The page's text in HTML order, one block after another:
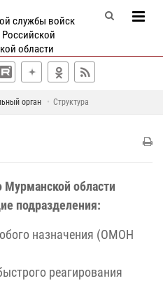
службы войск
области
орган Структура
Мурманской области
подразделения:
назначения (ОМОН
реагирования